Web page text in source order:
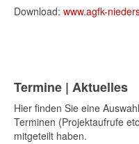
Download: www.agfk-
Termine | Aktuelles
Hier finden Sie eine
Terminen (Projektaufrufe
mitgeteilt haben.